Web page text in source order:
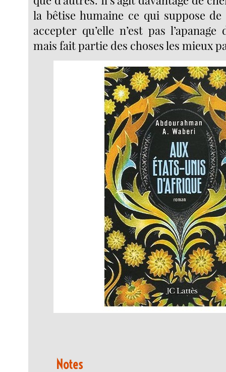
la bêtise humaine ce qui suppose
accepter qu’elle n’est pas
mais fait partie des choses les mieux
Notes